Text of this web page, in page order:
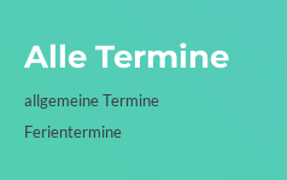
Alle Termine
allgemeine Termine
Ferientermine